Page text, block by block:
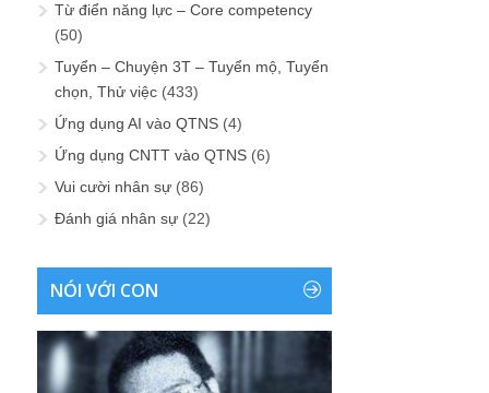
Từ điển năng lực – Core competency
(50)
Tuyển – Chuyện 3T – Tuyển mộ, Tuyển
chọn, Thử việc (433)
Ứng dụng AI vào QTNS (4)
Ứng dụng CNTT vào QTNS (6)
Vui cười nhân sự (86)
Đánh giá nhân sự (22)
NÓI VỚI CON